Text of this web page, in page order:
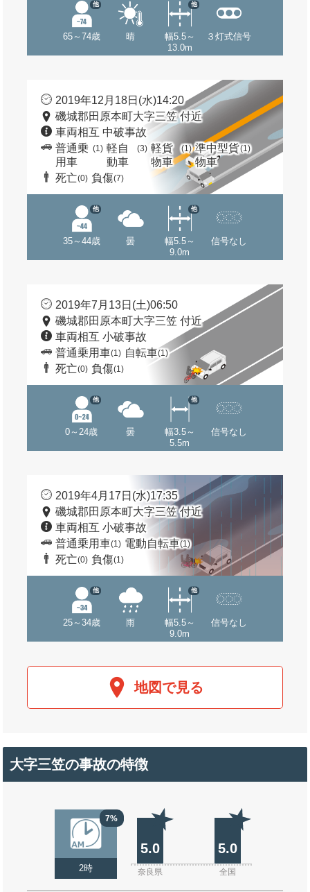
65～74歳
他
晴
幅5.5～
13.0m
他
３灯式信号
2019年12月18日(水)14:20
磯城郡田原本町大字三笠 付近
車両相互 中破事故
普通乗
用車
(1) 軽自
動車
(3) 軽貨
物車
(1) 準中型貨
物車
(1)
死亡(0) 負傷(7)
35～44歳
他
曇
幅5.5～
9.0m
他
信号なし
2019年7月13日(土)06:50
磯城郡田原本町大字三笠 付近
車両相互 小破事故
普通乗用車(1) 自転車(1)
死亡(0) 負傷(1)
0～24歳
他
曇
幅3.5～
5.5m
他
信号なし
2019年4月17日(水)17:35
磯城郡田原本町大字三笠 付近
車両相互 小破事故
普通乗用車(1) 電動自転車(1)
死亡(0) 負傷(1)
25～34歳
他
雨
幅5.5～
9.0m
他
信号なし
地図で見る
大字三笠の事故の特徴
7%
2時
5.0 5.0
奈良県 全国